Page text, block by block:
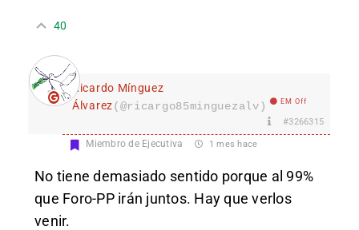
40
Ricardo Mínguez
Álvarez(@ricargo85minguezalv) EM Off
#3266315
Miembro de Ejecutiva 1 mes hace
No tiene demasiado sentido porque al 99%
que Foro-PP irán juntos. Hay que verlos
venir.